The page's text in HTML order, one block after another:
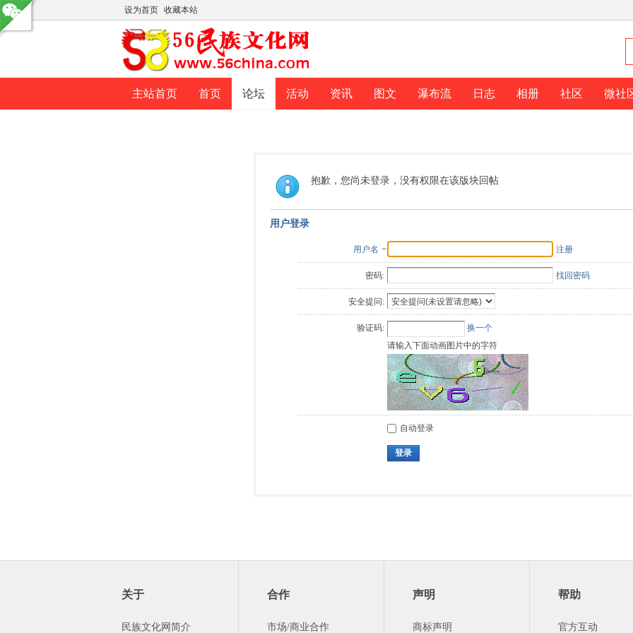
设为首页 收藏本站
主站首页 首页 论坛 活动 资讯 图文 瀑布流 日志 相册 社区 微社
抱歉，您尚未登录，没有权限在该版块回帖
用户登录
用户名 注册
密码: 找回密码
安全提问:
验证码:
换一个
请输入下面动画图片中的字符
自动登录
登录
关于
民族文化网简介
合作
市场/商业合作
声明
商标声明
帮助
官方互动